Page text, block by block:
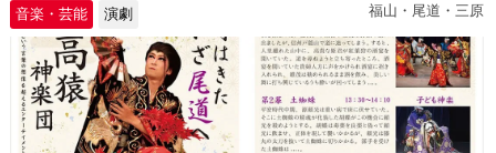
音楽・芸能 演劇 福山・尾道・三原